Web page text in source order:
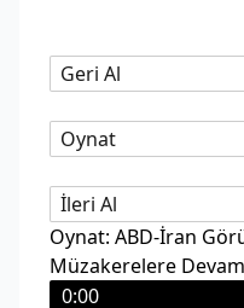
Geri Al
Oynat
İleri Al
Oynat: ABD-İran
Müzakerelere Devam
0:00